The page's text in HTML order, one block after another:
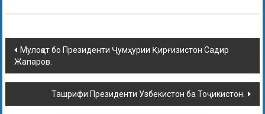
Мулоқот бо Президенти Ҷумҳурии Қирғизистон Садир
Жапаров.
Ташрифи Президенти Узбекистон ба Тоҷикистон.